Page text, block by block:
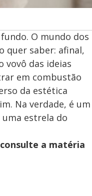
O mundo dos
quer saber: afinal,
vovô das ideias
em combustão
da estética
Na verdade, é um
estrela do
a matéria